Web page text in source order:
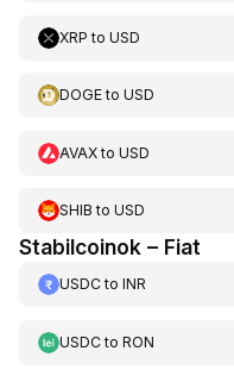
XRP to USD
DOGEto USD
AVAXto USD
SHIB to USD
Stabilcoinok – Fiat
USDCto INR
USDCto RON